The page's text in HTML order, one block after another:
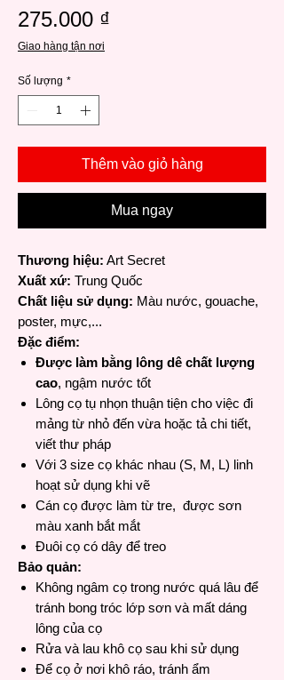
275.000 ₫
Giao hàng tận nơi
Số lượng *
Thêm vào giỏ hàng
Mua ngay
Thương hiệu: Art Secret
Xuất xứ: Trung Quốc
Chất liệu sử dụng: Màu nước, gouache,
poster, mực,...
Đặc điểm:
Được làm bằng lông dê chất lượng
cao, ngậm nước tốt
Lông cọ tụ nhọn thuận tiện cho việc đi
mảng từ nhỏ đến vừa hoặc tả chi tiết,
viết thư pháp
Với 3 size cọ khác nhau (S, M, L) linh
hoạt sử dụng khi vẽ
Cán cọ được làm từ tre, được sơn
màu xanh bắt mắt
Đuôi cọ có dây để treo
Bảo quản:
Không ngâm cọ trong nước quá lâu để
tránh bong tróc lớp sơn và mất dáng
lông của cọ
Rửa và lau khô cọ sau khi sử dụng
Để cọ ở nơi khô ráo, tránh ẩm